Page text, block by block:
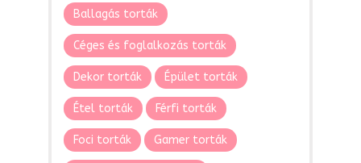
Ballagás torták
Céges és foglalkozás torták
Dekor torták Épület torták
Étel torták Férfi torták
Foci torták Gamer torták